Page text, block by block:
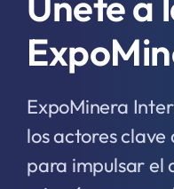
ExpoMinera
los actores
para impulsar el